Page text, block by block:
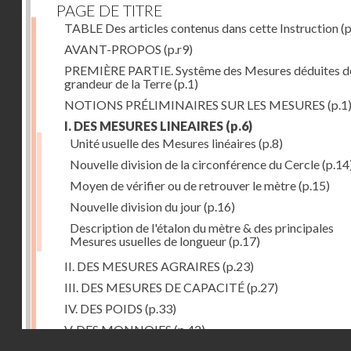
PAGE DE TITRE
TABLE Des articles contenus dans cette Instruction
AVANT-PROPOS (p.r9)
PREMIÈRE PARTIE. Systême des Mesures déduites
grandeur de la Terre(p.1)
NOTIONS PRÉLIMINAIRES SUR LES MESURES (p.1)
I. DES MESURES LINEAIRES (p.6)
Unité usuelle des Mesures linéaires (p.8)
Nouvelle division de la circonférence du Cercle
Moyen de vérifier ou de retrouver le mètre(p.15)
Nouvelle division du jour(p.16)
Description de l'étalon du mètre & des principales
Mesures usuelles de longueur(p.17)
II. DES MESURES AGRAIRES (p.23)
III. DES MESURES DE CAPACITÉ(p.27)
IV. DES POIDS (p.33)
V. DES MONNOIES(p.42)